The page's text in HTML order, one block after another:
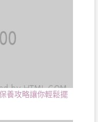
養攻略讓你輕鬆擺